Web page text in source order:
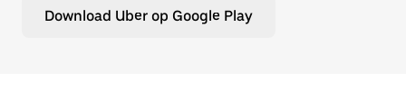
Download Uber op Google Play